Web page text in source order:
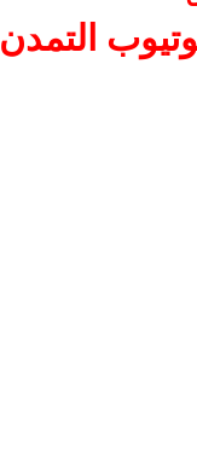
التمدن